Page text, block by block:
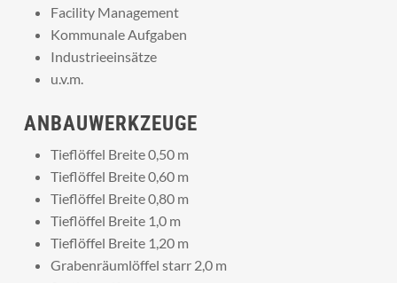
Facility Management
Kommunale Aufgaben
Industrieeinsätze
u.v.m.
ANBAUWERKZEUGE
Tieflöffel Breite 0,50 m
Tieflöffel Breite 0,60 m
Tieflöffel Breite 0,80 m
Tieflöffel Breite 1,0 m
Tieflöffel Breite 1,20 m
Grabenräumlöffel starr 2,0 m